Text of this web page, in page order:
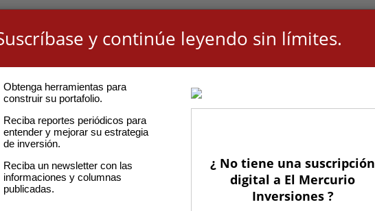
y continúe leyendo sin límites.
Obtenga herramientas para
construir su portafolio.
Reciba reportes periódicos para
entender y mejorar su estrategia
de inversión.
Reciba un newsletter con las
informaciones y columnas
publicadas.
¿ No tiene una suscripción
digital a El Mercurio
Inversiones ?